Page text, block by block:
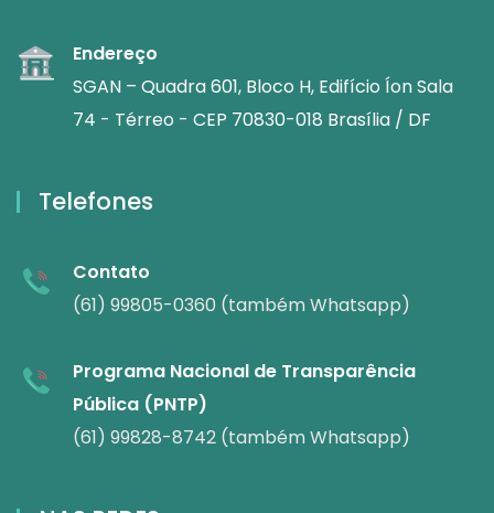
Endereço
SGAN – Quadra 601, Bloco H, Edifício Íon Sala
74 - Térreo - CEP 70830-018 Brasília / DF
Telefones
Contato
(61) 99805-0360 (também Whatsapp)
Programa Nacional de Transparência
Pública (PNTP)
(61) 99828-8742 (também Whatsapp)